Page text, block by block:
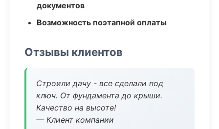
документов
Возможность поэтапной оплаты
Отзывы клиентов
Строили дачу - все сделали под
ключ. От фундамента до крыши.
Качество на высоте!
— Клиент компании